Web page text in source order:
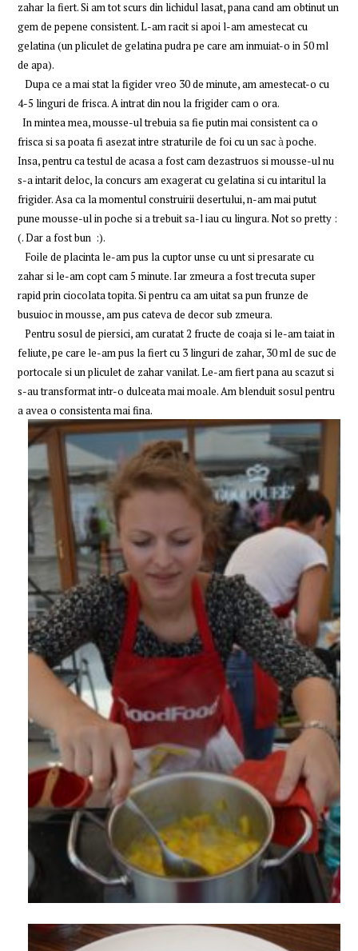
zahar la fiert. Si am tot scurs din lichidul lasat, pana cand am obtinut un
gem de pepene consistent. L-am racit si apoi l-am amestecat cu
gelatina (un pliculet de gelatina pudra pe care am inmuiat-o in 50 ml
de apa).
Dupa ce a mai stat la figider vreo 30 de minute, am amestecat-o cu
4-5 linguri de frisca. A intrat din nou la frigider cam o ora.
In mintea mea, mousse-ul trebuia sa fie putin mai consistent ca o
frisca si sa poata fi asezat intre straturile de foi cu un sacàpoche.
Insa, pentru ca testul de acasa a fost cam dezastruos si mousse-ul nu
s-a intarit deloc, la concurs am exagerat cu gelatina si cu intaritul la
frigider. Asa ca la momentul construirii desertului, n-am mai putut
pune mousse-ul in poche si a trebuit sa-l iau cu lingura. Not so pretty :
(. Dar a fost bun :).
Foile de placinta le-am pus la cuptor unse cu unt si presarate cu
zahar si le-am copt cam 5 minute. Iar zmeura a fost trecuta super
rapid prin ciocolata topita. Si pentru ca am uitat sa pun frunze de
busuioc in mousse, am pus cateva de decor sub zmeura.
Pentru sosul de piersici, am curatat 2 fructe de coaja si le-am taiat in
feliute, pe care le-am pus la fiert cu 3 linguri de zahar, 30 ml de suc de
portocale si un pliculet de zahar vanilat. Le-am fiert pana au scazut si
s-au transformat intr-o dulceata mai moale. Am blenduit sosul pentru
a avea o consistenta mai fina.